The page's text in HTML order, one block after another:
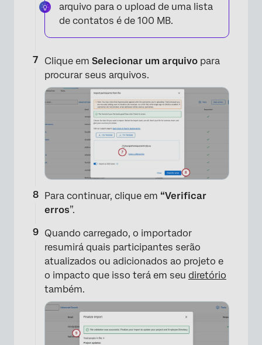
×
arquivo para o upload de uma lista
de contatos é de 100 MB.
Clique em Selecionar um arquivo para
procurar seus arquivos.
Para continuar, clique em “Verificar
erros”.
Quando carregado, o importador
resumirá quais participantes serão
atualizados ou adicionados ao projeto e
o impacto que isso terá em seu diretório
também.